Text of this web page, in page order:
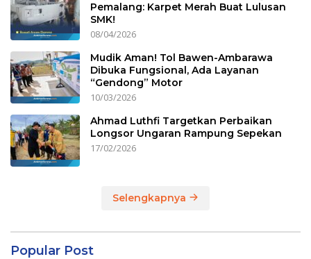
Pemalang: Karpet Merah Buat Lulusan
SMK!
08/04/2026
Mudik Aman! Tol Bawen-Ambarawa
Dibuka Fungsional, Ada Layanan
“Gendong” Motor
10/03/2026
Ahmad Luthfi Targetkan Perbaikan
Longsor Ungaran Rampung Sepekan
17/02/2026
Selengkapnya
Popular Post